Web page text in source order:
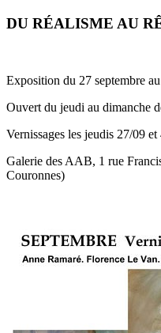
DU RÉALISME AU
Exposition du 27 septembre
Ouvert du jeudi au dimanche
Vernissages les jeudis 27/09 et
Galerie des AAB, 1 rue
Couronnes)